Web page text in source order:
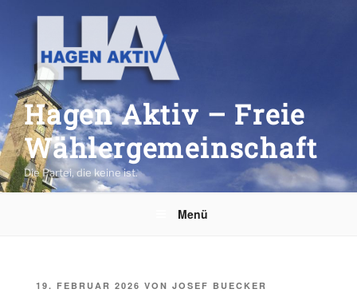
springen
Hagen Aktiv – Freie
Wählergemeinschaft
Die Partei, die keine ist.
Menü
VERÖFFENTLICHT
19. FEBRUAR 2026 VON JOSEF BUECKER